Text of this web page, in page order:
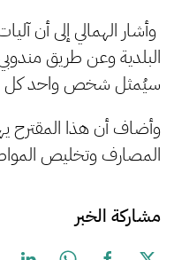
وأشار الهمالي إلى أن
البلدية وعن طريق
سيُمثل شخص واحد كل
وأضاف أن هذا المقترح
المصارف وتخليص
مشاركة الخبر